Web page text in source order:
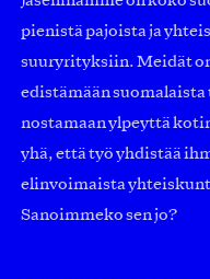
pienistä pajoista ja
suuryrityksiin. Meidät
edistämään
nostamaan ylpeyttä
yhä, että työ yhdistää
elinvoimaista
Sanoimmeko sen jo?